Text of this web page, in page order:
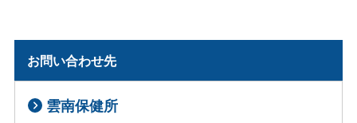
お問い合わせ先
雲南保健所